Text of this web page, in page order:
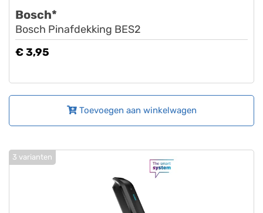
Bosch*
Bosch Pinafdekking BES2
€ 3,95
Toevoegen aan winkelwagen
3 varianten